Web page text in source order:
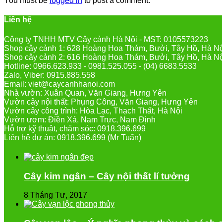
Liên hệ
Công ty TNHH MTV Cây cảnh Hà Nội - MST: 0105573223
Shop cây cảnh 1: 628 Hoàng Hoa Thám, Bưởi, Tây Hồ, Hà
Shop cây cảnh 2: 616 Hoàng Hoa Thám, Bưởi, Tây Hồ, Hà
Hotline: 0966.623.933 - 0981.525.055 - (04) 6683.5533
Zalo, Viber: 0915.885.558
Email: viet@caycanhhanoi.com
Nhà vườn: Xuân Quan, Văn Giang, Hưng Yên
Vườn cây nội thất: Phụng Công, Văn Giang, Hưng Yên
Vườn cây công trình: Hòa Lạc, Thạch Thất, Hà Nội
Vườn ươm: Điền Xá, Nam Trực, Nam Định
Hỗ trợ kỹ thuật, chăm sóc: 0918.396.699
Liên hệ dự án: 0918.396.699 (Mr Tuấn)
Cây kim ngân – Cây nội thất lí tưởng
8 Tháng Tư, 2017